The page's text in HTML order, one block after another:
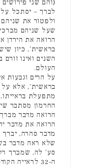
(והם שני
לברך – יסתכל על
ולפטור את
שעל שניהם
הרואה את הירדן
בראשית', כיון
השנים ואינו
העולם.
על הרים וגבעות
בראשית', אלא
מתפעלת
החרמון מסתבר
הרואה מדבר
הרואה את מדבר
מדבר סהרה,
שלא ראה מדבר
סע' לה, שמברך רק
ה-32 לראייה הקודמת).